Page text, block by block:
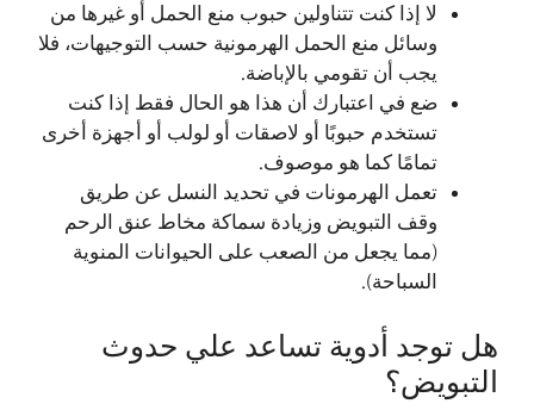
لا إذا كنت تتناولين حبوب منع الحمل أو غيرها من
وسائل منع الحمل الهرمونية حسب التوجيهات، فلا
يجب أن تقومي بالإباضة.
ضع في اعتبارك أن هذا هو الحال فقط إذا كنت
تستخدم حبوبًا أو لاصقات أو لولب أو أجهزة أخرى
تمامًا كما هو موصوف.
تعمل الهرمونات في تحديد النسل عن طريق
وقف التبويض وزيادة سماكة مخاط عنق الرحم
(مما يجعل من الصعب على الحيوانات المنوية
السباحة).
هل توجد أدوية تساعد علي حدوث
التبويض؟